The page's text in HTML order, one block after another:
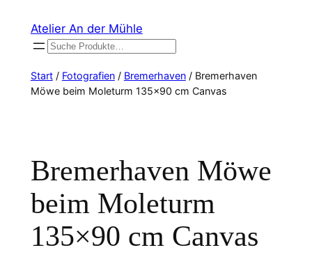
Inhalt
springen
Atelier An der Mühle
Suchen
Start/ Fotografien/ Bremerhaven/ Bremerhaven
Möwe beim Moleturm 135×90 cm Canvas
Bremerhaven Möwe
beim Moleturm
135×90 cm Canvas